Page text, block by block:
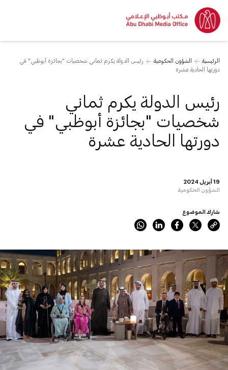
الرئيسية الشؤون الحكومية
رئيس الدولة يكرم ثماني شخصيات "بجائزة أبوظبي" في
دورتها الحادية عشرة
19 أبريل 2024
الشؤون الحكومية
رئيس الدولة يكرم ثماني
شخصيات "بجائزة أبوظبي" في
دورتها الحادية عشرة
شارك الموضوع